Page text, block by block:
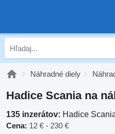
Náhradné diely
Hadice Scania na
135 inzerátov: Hadice
Cena: 12 € - 230 €